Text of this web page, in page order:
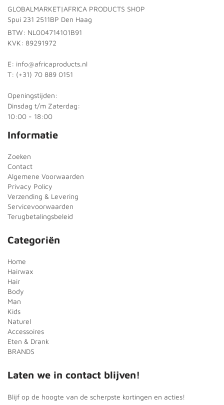
GLOBALMARKET|AFRICA PRODUCTS SHOP
Spui 231 2511BP Den Haag
BTW: NL004714101B91
KVK: 89291972
E: info@africaproducts.nl
T: (+31) 70 889 0151
Openingstijden:
Dinsdag t/m Zaterdag:
10:00 - 18:00
Informatie
Zoeken
Contact
Algemene Voorwaarden
Privacy Policy
Verzending & Levering
Servicevoorwaarden
Terugbetalingsbeleid
Categoriën
Home
Hairwax
Hair
Body
Man
Kids
Naturel
Accessoires
Eten & Drank
BRANDS
Laten we in contact blijven!
Blijf op de hoogte van de scherpste kortingen en acties!